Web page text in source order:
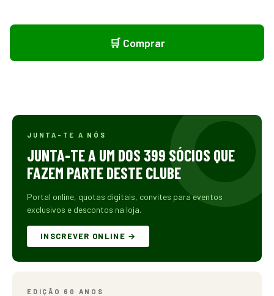
🛒 Comprar
JUNTA-TE A NÓS
JUNTA-TE A UM DOS 399 SÓCIOS QUE
FAZEM PARTE DESTE CLUBE
Portal online, quotas digitais, convites para eventos
exclusivos e descontos na loja.
INSCREVER ONLINE →
EDIÇÃO 60 ANOS